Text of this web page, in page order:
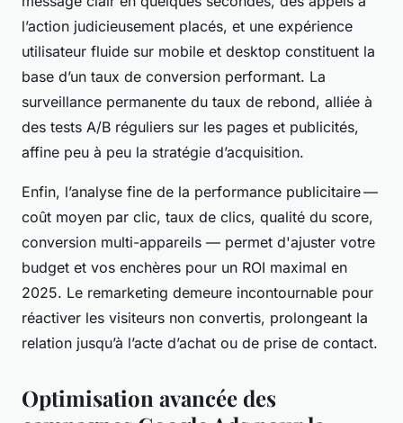
l’action judicieusement placés, et une expérience
utilisateur fluide sur mobile et desktop constituent la
base d’un taux de conversion performant. La
surveillance permanente du taux de rebond, alliée à
des tests A/B réguliers sur les pages et publicités,
affine peu à peu la stratégie d’acquisition.
Enfin, l’analyse fine de la performance publicitaire —
coût moyen par clic, taux de clics, qualité du score,
conversion multi-appareils — permet d'ajuster votre
budget et vos enchères pour un ROI maximal en
2025. Le remarketing demeure incontournable pour
réactiver les visiteurs non convertis, prolongeant la
relation jusqu’à l’acte d’achat ou de prise de contact.
Optimisation avancée des